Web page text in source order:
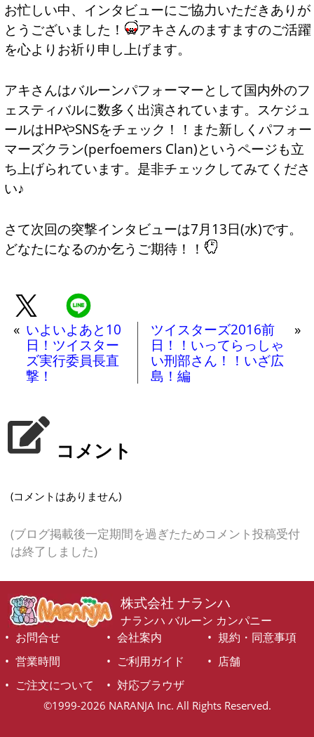
お忙しい中、インタビューにご協力いただきありが
とうございました！
アキさんのますますのご活躍
を心よりお祈り申し上げます。
アキさんはバルーンパフォーマーとして国内外のフ
ェスティバルに数多く出演されています。スケジュ
ールはHPやSNSをチェック！！また新しく パフォー
マーズクラン(perfoemers Clan)というページも立
ち上げられています。是非チェックしてみてくださ
い♪
さて次回の突撃インタビューは7月13日(水)です。
どなたになるのか乞うご期待！！
« いよいよあと10
日！ツイスター
ズ実行委員長直
撃！
ツイスターズ2016前
日！！いってらっしゃ
い刑部さん！！いざ広
島！編
»
コメント
(コメントはありません)
(ブログ掲載後一定期間を過ぎたためコメント投稿受付
は終了しました)
株式会社 ナランハ
ナランハ バルーン カンパニー
お問合せ
会社案内
規約・同意事項
営業時間
ご利用ガイド
店舗
ご注文について
対応ブラウザ
©1999-2026 NARANJA Inc. All Rights Reserved.